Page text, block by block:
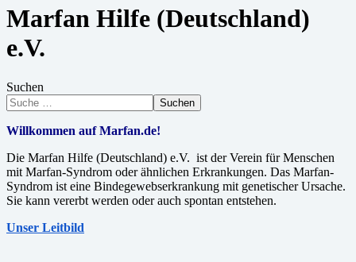
Marfan Hilfe (Deutschland)
e.V.
Suchen
Suchen
Willkommen auf Marfan.de!
Die Marfan Hilfe (Deutschland) e.V. ist der Verein für Menschen
mit Marfan-Syndrom oder ähnlichen Erkrankungen. Das Marfan-
Syndrom ist eine Bindegewebserkrankung mit genetischer Ursache.
Sie kann vererbt werden oder auch spontan entstehen.
Unser Leitbild